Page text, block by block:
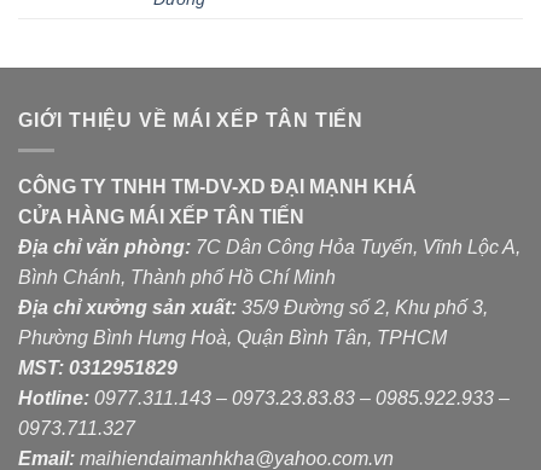
GIỚI THIỆU VỀ MÁI XẾP TÂN TIẾN
CÔNG TY TNHH TM-DV-XD ĐẠI MẠNH KHÁ
CỬA HÀNG MÁI XẾP TÂN TIẾN
Địa chỉ văn phòng: 7C Dân Công Hỏa Tuyến, Vĩnh Lộc A,
Bình Chánh, Thành phố Hồ Chí Minh
Địa chỉ xưởng sản xuất: 35/9 Đường số 2, Khu phố 3,
Phường Bình Hưng Hoà, Quận Bình Tân, TPHCM
MST: 0312951829
Hotline: 0977.311.143 – 0973.23.83.83 – 0985.922.933 –
0973.711.327
Email: maihiendaimanhkha@yahoo.com.vn